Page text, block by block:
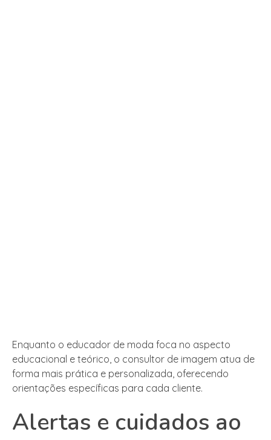
Enquanto o educador de moda foca no aspecto
educacional e teórico, o consultor de imagem atua de
forma mais prática e personalizada, oferecendo
orientações específicas para cada cliente.
Alertas e cuidados ao